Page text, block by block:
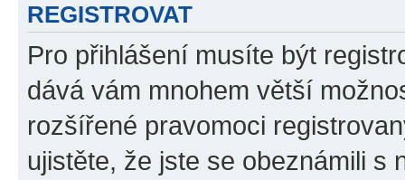
REGISTROVAT
Pro přihlášení musíte být
dává vám mnohem větší
rozšířené pravomoci
ujistěte, že jste se obeznámili s